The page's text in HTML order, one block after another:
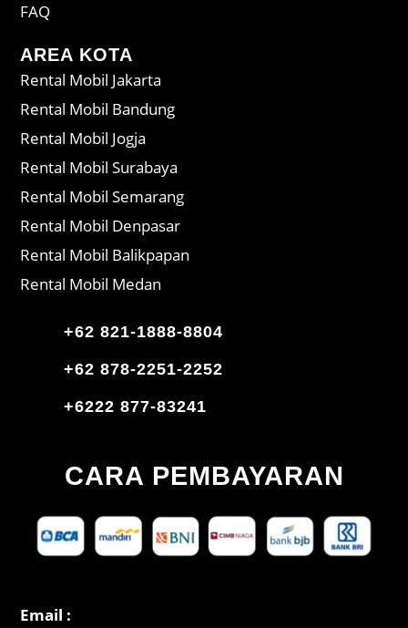
FAQ
AREA KOTA
Rental Mobil Jakarta
Rental Mobil Bandung
Rental Mobil Jogja
Rental Mobil Surabaya
Rental Mobil Semarang
Rental Mobil Denpasar
Rental Mobil Balikpapan
Rental Mobil Medan
+62 821-1888-8804
+62 878-2251-2252
+6222 877-83241
CARA PEMBAYARAN
Email :